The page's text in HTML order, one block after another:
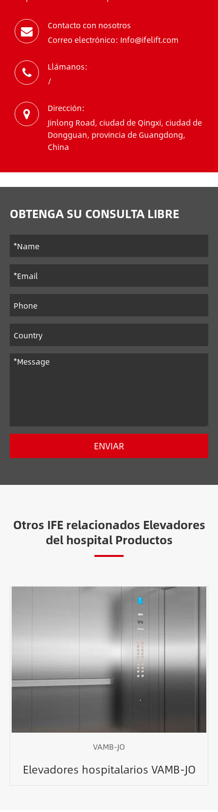
Contacto con nosotros
Correo electrónico: Info@ifelift.com
Llámanos:
/
Dirección:
Jinlong Road, ciudad de Qingxi, ciudad de
Dongguan, provincia de Guangdong,
China
OBTENGA SU CONSULTA LIBRE
ENVIAR
Otros IFE relacionados Elevadores
del hospital Productos
VAMB-JO
Elevadores hospitalarios VAMB-JO